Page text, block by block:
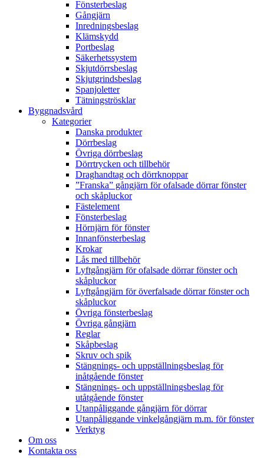
Fönsterbeslag
Gångjärn
Inredningsbeslag
Klämskydd
Portbeslag
Säkerhetssystem
Skjutdörrsbeslag
Skjutgrindsbeslag
Spanjoletter
Tätningströsklar
Byggnadsvård
Kategorier
Danska produkter
Dörrbeslag
Övriga dörrbeslag
Dörrtrycken och tillbehör
Draghandtag och dörrknoppar
”Franska” gångjärn för ofalsade dörrar fönster
och skåpluckor
Fästelement
Fönsterbeslag
Hörnjärn för fönster
Innanfönsterbeslag
Krokar
Lås med tillbehör
Lyftgångjärn för ofalsade dörrar fönster och
skåpluckor
Lyftgångjärn för överfalsade dörrar fönster och
skåpluckor
Övriga fönsterbeslag
Övriga gångjärn
Reglar
Skåpbeslag
Skruv och spik
Stängnings- och uppställningsbeslag för
inåtgående fönster
Stängnings- och uppställningsbeslag för
utåtgående fönster
Utanpåliggande gångjärn för dörrar
Utanpåliggande vinkelgångjärn m.m. för fönster
Verktyg
Om oss
Kontakta oss